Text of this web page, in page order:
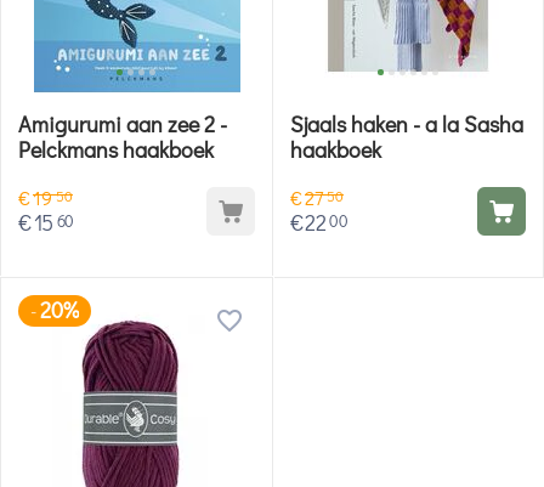
Amigurumi aan zee 2 -
Pelckmans haakboek
€1950
€15 60
Sjaals haken - a la Sasha
haakboek
€2750
€2200
-20%